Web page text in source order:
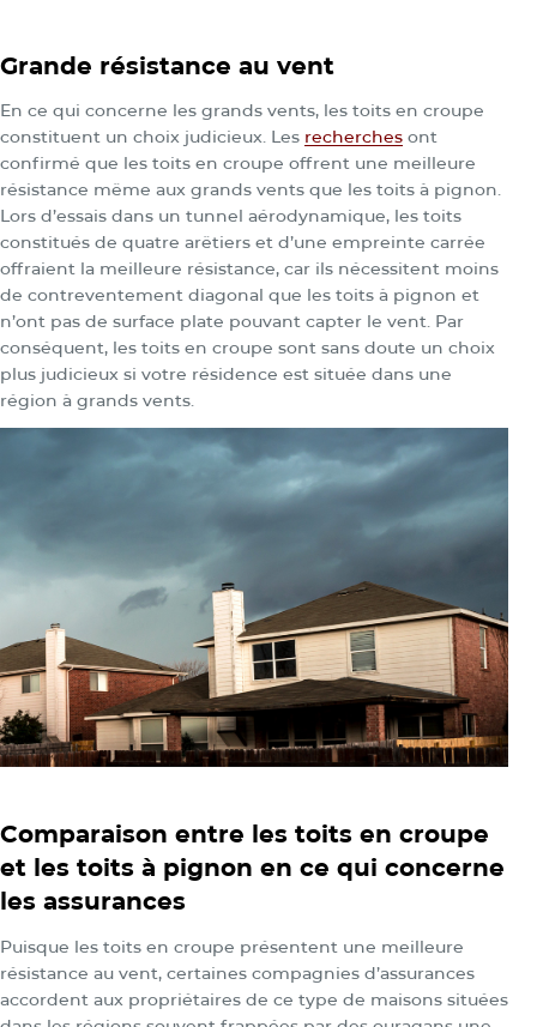
Grande résistance au vent
En ce qui concerne les grands vents, les toits en croupe
constituent un choix judicieux. Les recherches ont
confirmé que les toits en croupe offrent une meilleure
résistance même aux grands vents que les toits à pignon.
Lors d’essais dans un tunnel aérodynamique, les toits
constitués de quatre arêtiers et d’une empreinte carrée
offraient la meilleure résistance, car ils nécessitent moins
de contreventement diagonal que les toits à pignon et
n’ont pas de surface plate pouvant capter le vent. Par
conséquent, les toits en croupe sont sans doute un choix
plus judicieux si votre résidence est située dans une
région à grands vents.
Comparaison entre les toits en croupe
et les toits à pignon en ce qui concerne
les assurances
Puisque les toits en croupe présentent une meilleure
résistance au vent, certaines compagnies d’assurances
accordent aux propriétaires de ce type de maisons situées